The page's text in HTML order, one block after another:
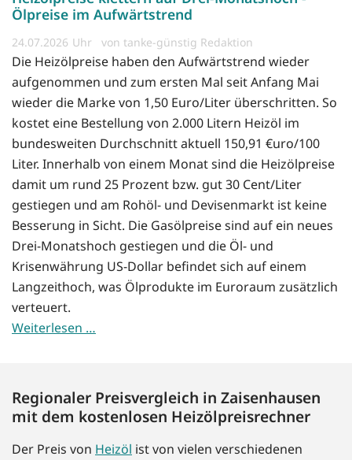
Ölpreise im Aufwärtstrend
24.07.2026 von tanke-günstig Redaktion
Die Heizölpreise haben den Aufwärtstrend wieder
aufgenommen und zum ersten Mal seit Anfang Mai
wieder die Marke von 1,50 Euro/Liter überschritten. So
kostet eine Bestellung von 2.000 Litern Heizöl im
bundesweiten Durchschnitt aktuell 150,91 €uro/100
Liter. Innerhalb von einem Monat sind die Heizölpreise
damit um rund 25 Prozent bzw. gut 30 Cent/Liter
gestiegen und am Rohöl- und Devisenmarkt ist keine
Besserung in Sicht. Die Gasölpreise sind auf ein neues
Drei-Monatshoch gestiegen und die Öl- und
Krisenwährung US-Dollar befindet sich auf einem
Langzeithoch, was Ölprodukte im Euroraum zusätzlich
verteuert.
Weiterlesen …
Regionaler Preisvergleich in Zaisenhausen
mit dem kostenlosen Heizölpreisrechner
Der Preis von Heizöl ist von vielen verschiedenen